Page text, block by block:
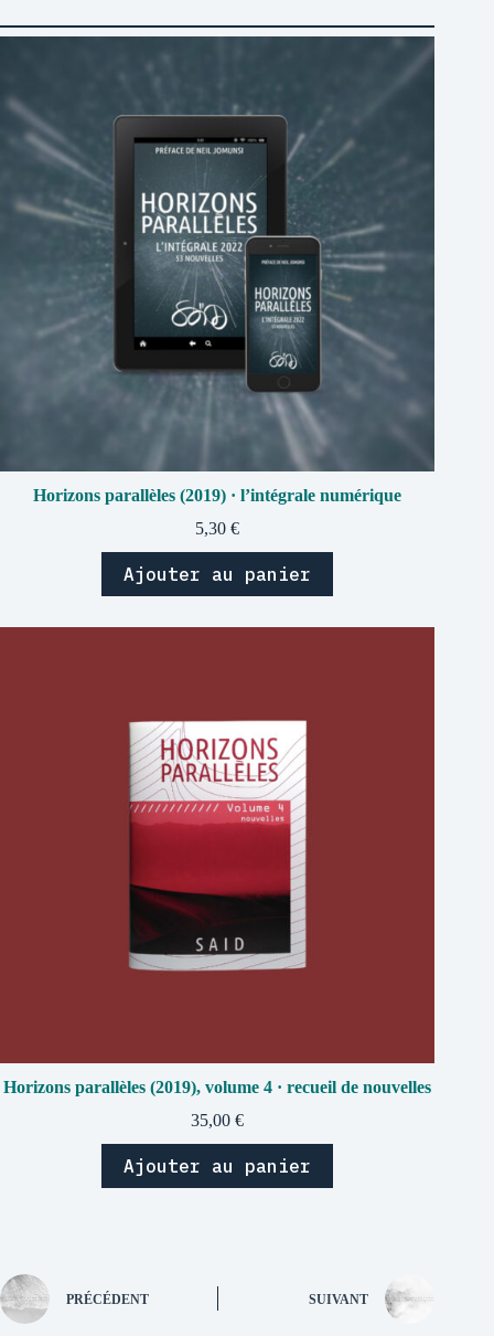
Horizons parallèles (2019) · l’intégrale numérique
5,30€
Ajouter au panier
Horizons parallèles (2019), volume 4 · recueil de nouvelles
35,00€
Ajouter au panier
PRÉCÉDENT SUIVANT